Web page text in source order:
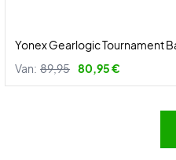
Yonex Gearlogic Tournament
Van: 89,95 80,95 €